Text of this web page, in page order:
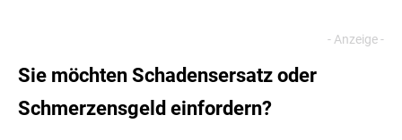
Sie möchten Schadensersatz oder
Schmerzensgeld einfordern?